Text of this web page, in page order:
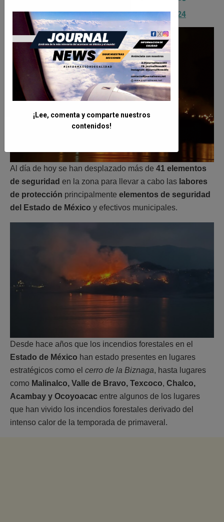
— CONAFOR (@CONAFOR)May 5, 2024
Al día de hoy se han desplazado más de 41 elementos
de seguridad en la zona para llevar a cabo las labores
de protección principalmente elementos de seguridad
del Estado de México y efectivos municipales.
Desde hace años que los incendios forestales en el
Estado de México han estado presentes en lugares
estratégicos como el cerro de la Biznaga, hasta lugares
como Malinalco, Valle de Bravo, Texcoco, Chalco,
Acambay y Ocoyoacac entre algunos de los lugares
que han vivido los incendios forestales derivado del
intenso calor de la temporada de primaveral.
¡Lee, comenta y comparte nuestros
contenidos!